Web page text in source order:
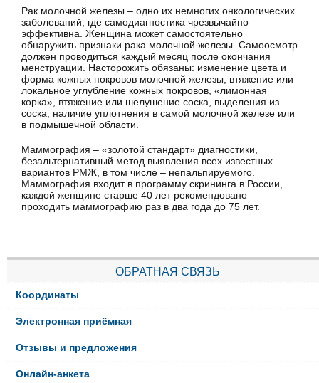
Рак молочной железы – одно их немногих онкологических
заболеваний, где самодиагностика чрезвычайно
эффективна. Женщина может самостоятельно
обнаружить признаки рака молочной железы. Самоосмотр
должен проводиться каждый месяц после окончания
менструации. Насторожить обязаны: изменение цвета и
форма кожных покровов молочной железы, втяжение или
локальное углубление кожных покровов, «лимонная
корка», втяжение или шелушение соска, выделения из
соска, наличие уплотнения в самой молочной железе или
в подмышечной области.
Маммография – «золотой стандарт» диагностики,
безальтернативный метод выявления всех известных
вариантов РМЖ, в том числе – непальпируемого.
Маммография входит в программу скрининга в России,
каждой женщине старше 40 лет рекомендовано
проходить маммографию раз в два года до 75 лет.
ОБРАТНАЯ СВЯЗЬ
Координаты
Электронная приёмная
Отзывы и предложения
Онлайн-анкета